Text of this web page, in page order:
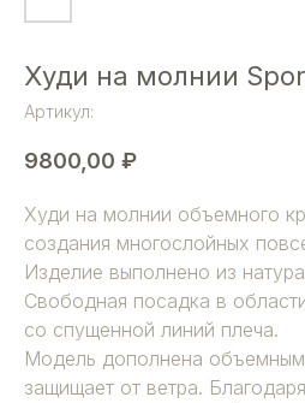
Худи на молнии
Артикул:
9800,00 ₽
Худи на молнии объемного
создания многослойных
Изделие выполнено из
Свободная посадка в
со спущенной линий плеча.
Модель дополнена
защищает от ветра.